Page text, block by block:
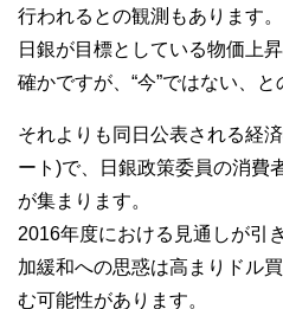
行われるとの観測もあります。
日銀が目標としている物価上
確かですが、“今”ではない、と
それよりも同日公表される経
ート)で、日銀政策委員の消費
が集まります。
2016年度における見通しが引
加緩和への思惑は高まりドル
む可能性があります。